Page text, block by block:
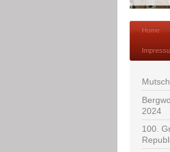
Home
2024
100.